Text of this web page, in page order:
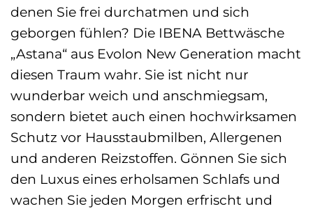
denen Sie frei durchatmen und sich
geborgen fühlen? Die IBENA Bettwäsche
„Astana“ aus Evolon New Generation macht
diesen Traum wahr. Sie ist nicht nur
wunderbar weich und anschmiegsam,
sondern bietet auch einen hochwirksamen
Schutz vor Hausstaubmilben, Allergenen
und anderen Reizstoffen. Gönnen Sie sich
den Luxus eines erholsamen Schlafs und
wachen Sie jeden Morgen erfrischt und